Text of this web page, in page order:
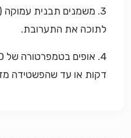
3. משמנים תבנית עמוקה (
לתוכה את התערובת.
דקות או עד שהפשטידה